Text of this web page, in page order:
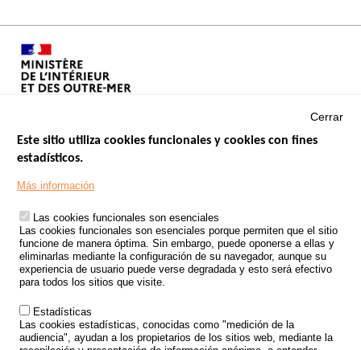
Footer
TRATAMIENTO DE DATOS PERSONALES PROCEDENTES DE
ACCIDENTES DE TRÁFICO
ESTUDIOS
CONVOCATORIA DE PROYECTOS DE ESTUDIOS
POLÍTICA DE SEGURIDAD VIAL
Cerrar
Este sitio utiliza cookies funcionales y cookies con fines
estadísticos.
Más información
Las cookies funcionales son esenciales
Las cookies funcionales son esenciales porque permiten que el sitio
funcione de manera óptima. Sin embargo, puede oponerse a ellas y
eliminarlas mediante la configuración de su navegador, aunque su
experiencia de usuario puede verse degradada y esto será efectivo
para todos los sitios que visite.
Estadísticas
Las cookies estadísticas, conocidas como "medición de la
audiencia", ayudan a los propietarios de los sitios web, mediante la